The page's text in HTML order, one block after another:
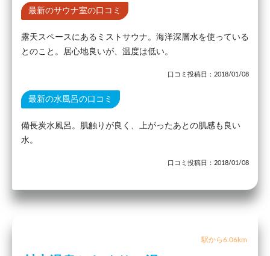
最新のサウナ室の口コミ
露天スペースにあるミストサウナ。海洋深層水を使っている
とのこと。居心地良いが、温度は低い。
口コミ投稿日：2018/01/08
最新の水風呂の口コミ
備長炭水風呂。肌触りが良く、上がったあとの肌感も良い
水。
口コミ投稿日：2018/01/08
駅から6.06km